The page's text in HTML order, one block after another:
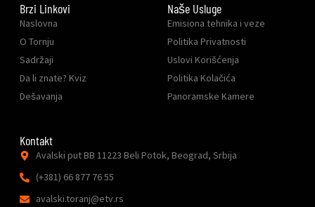
Brzi Linkovi
Naslovna
O Tornju
Sadržaji
Da li znate? Kviz
Dešavanja
Naše Usluge
Emisiona tehnika i veze
Politika Privatnosti
Uslovi Korišćenja
Politika Kolačića
Panoramske Kamere
Kontakt
Avalski put BB 11223 Beli Potok, Beograd, Srbija
(+381) 66 877 76 55
avalski.toranj@etv.rs